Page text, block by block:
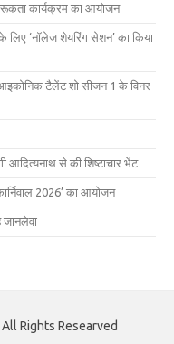
कार्यक्रम का आयोजन
लिए ‘नॉलेज शेयरिंग सेशन’ का किया
आइकोनिक टैलेंट शो सीजन 1 के विनर
आदित्यनाथ से की शिष्टाचार भेंट
2026’ का आयोजन
All Rights Researved